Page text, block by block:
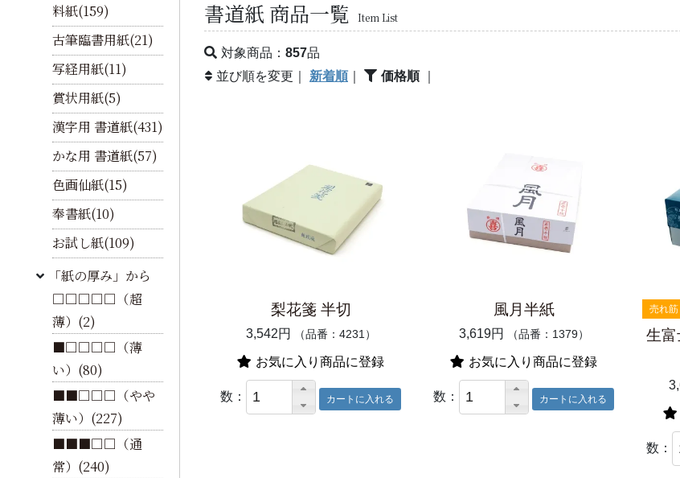
書道紙 商品一覧 Item List
対象商品： 857品
並び順を変更｜ 新着順｜ 価格順｜
梨花箋 半切
3,542円 （品番：4231）
お気に入り商品に登録
数：
風月半紙
3,619円 （品番：1379）
お気に入り商品に登録
数：
売れ筋
生
数：
料紙(159)
古筆臨書用紙(21)
写経用紙(11)
賞状用紙(5)
漢字用 書道紙(431)
かな用 書道紙(57)
色画仙紙(15)
奉書紙(10)
お試し紙(109)
「紙の厚み」から
□□□□□（超
薄）(2)
■□□□□（薄
い）(80)
■■□□□（やや
薄い）(227)
■■■□□（通
常）(240)